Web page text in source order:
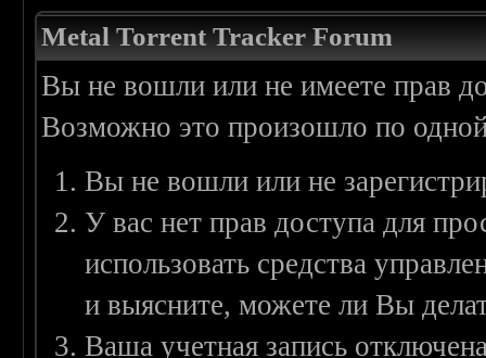
Metal Torrent Tracker Forum
Вы не вошли или не имеете прав
Возможно это произошло по
Вы не вошли или не
У вас нет прав доступа для
использовать средства
и выясните, можете ли Вы
Ваша учетная запись